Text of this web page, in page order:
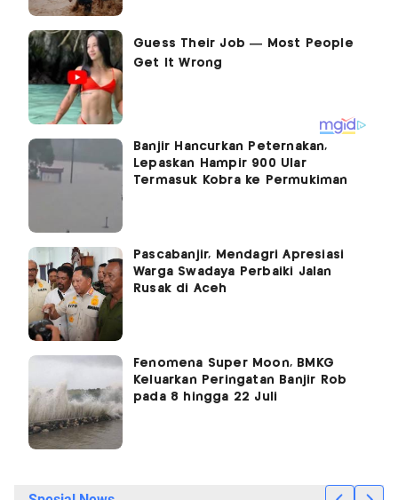
Banjir Hancurkan Peternakan,
Lepaskan Hampir 900 Ular
Termasuk Kobra ke Permukiman
Pascabanjir, Mendagri Apresiasi
Warga Swadaya Perbaiki Jalan
Rusak di Aceh
Fenomena Super Moon, BMKG
Keluarkan Peringatan Banjir Rob
pada 8 hingga 22 Juli